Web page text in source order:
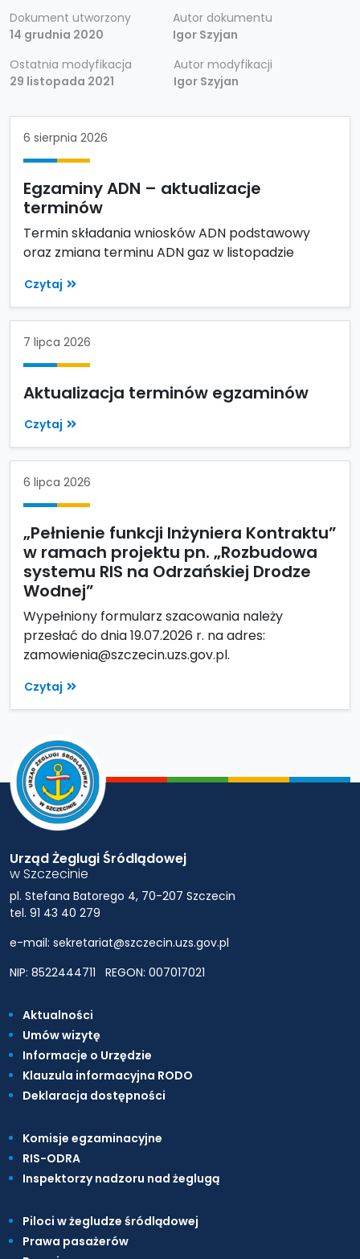
Dokument utworzony
14 grudnia 2020
Autor dokumentu
Igor Szyjan
Ostatnia modyfikacja
29 listopada 2021
Autor modyfikacji
Igor Szyjan
6 sierpnia 2026
Egzaminy ADN – aktualizacje
terminów
Termin składania wniosków ADN podstawowy
oraz zmiana terminu ADN gaz w listopadzie
Czytaj
7 lipca 2026
Aktualizacja terminów egzaminów
Czytaj
6 lipca 2026
„Pełnienie funkcji Inżyniera Kontraktu”
w ramach projektu pn. „Rozbudowa
systemu RIS na Odrzańskiej Drodze
Wodnej”
Wypełniony formularz szacowania należy
przesłać do dnia 19.07.2026 r. na adres:
zamowienia@szczecin.uzs.gov.pl.
Czytaj
Urząd Żeglugi Śródlądowej
w Szczecinie
pl. Stefana Batorego 4, 70-207 Szczecin
tel. 91 43 40 279
e-mail: sekretariat@szczecin.uzs.gov.pl
NIP: 8522444711
REGON: 007017021
Aktualności
Umów wizytę
Informacje o Urzędzie
Klauzula informacyjna RODO
Deklaracja dostępności
Komisje egzaminacyjne
RIS-ODRA
Inspektorzy nadzoru nad żeglugą
Piloci w żegludze śródlądowej
Prawa pasażerów